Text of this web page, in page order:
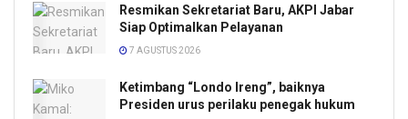
Resmikan Sekretariat Baru, AKPI Jabar
Siap Optimalkan Pelayanan
7 AGUSTUS 2026
Ketimbang “Londo Ireng”, baiknya
Presiden urus perilaku penegak hukum